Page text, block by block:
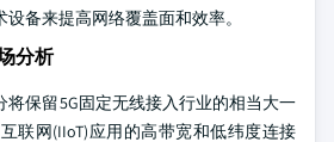
备来提高网络覆盖面和效率。
分析
将保留5G固定无线接入行业的相当大一
联网(IIoT)应用的高带宽和低纬度连接